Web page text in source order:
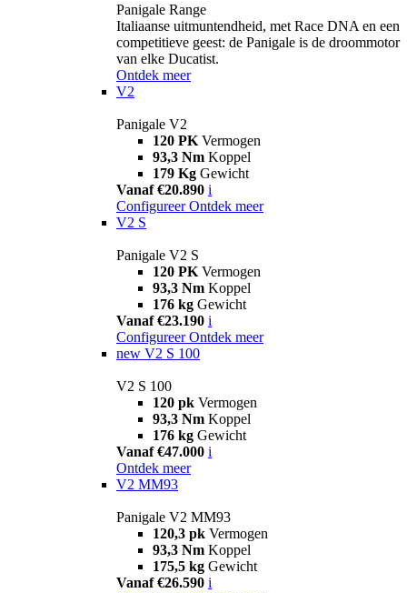
Panigale Range
Italiaanse uitmuntendheid, met Race DNA en een
competitieve geest: de Panigale is de droommotor
van elke Ducatist.
Ontdek meer
V2
Panigale V2
120 PK Vermogen
93,3 Nm Koppel
179 Kg Gewicht
Vanaf €20.890 i
Configureer Ontdek meer
V2 S
Panigale V2 S
120 PK Vermogen
93,3 Nm Koppel
176 kg Gewicht
Vanaf €23.190 i
Configureer Ontdek meer
new V2 S 100
V2 S 100
120 pk Vermogen
93,3 Nm Koppel
176 kg Gewicht
Vanaf €47.000 i
Ontdek meer
V2 MM93
Panigale V2 MM93
120,3 pk Vermogen
93,3 Nm Koppel
175,5 kg Gewicht
Vanaf €26.590 i